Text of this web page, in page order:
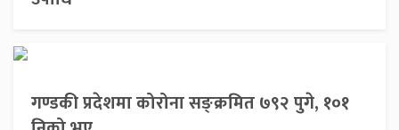
गण्डकी प्रदेशमा कोरोना सङ्क्रमित ७९२ पुगे, १०१